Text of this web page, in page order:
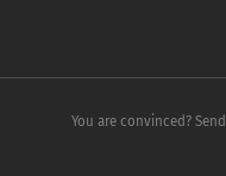
You are convinced?